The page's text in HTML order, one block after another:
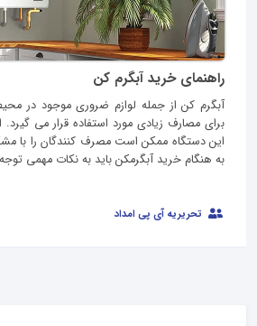
راهنمای خرید آبگرم کن
آبگرم کن از جمله لوازم ضروری موجود در
برای مصارف زیادی مورد استفاده قرار می
این دستگاه ممکن است مصرف کنندگان را با
به هنگام خرید آبگرمکن باید به نکات مهمی
تحریریه آی پی امداد